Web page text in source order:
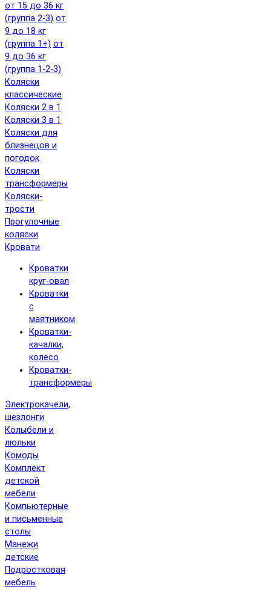
от 15 до 36 кг
(группа 2-3) от
9 до 18 кг
(группа 1+) от
9 до 36 кг
(группа 1-2-3)
Коляски
классические
Коляски 2 в 1
Коляски 3 в 1
Коляски для
близнецов и
погодок
Коляски
трансформеры
Коляски-
трости
Прогулочные
коляски
Кровати
Кроватки
круг-овал
Кроватки
с
маятником
Кроватки-
качалки,
колесо
Кроватки-
трансформеры
Электрокачели,
шезлонги
Колыбели и
люльки
Комоды
Комплект
детской
мебели
Компьютерные
и письменные
столы
Манежи
детские
Подростковая
мебель